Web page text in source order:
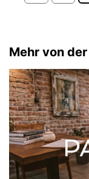
Mehr von